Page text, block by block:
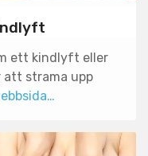
ett kindlyft eller
strama upp